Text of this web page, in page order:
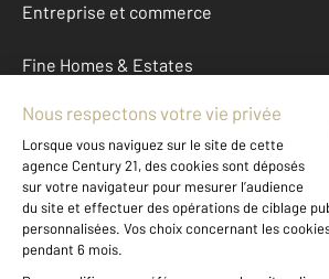
Entreprise et commerce
Fine Homes & Estates
À propos
International
Nous contacter